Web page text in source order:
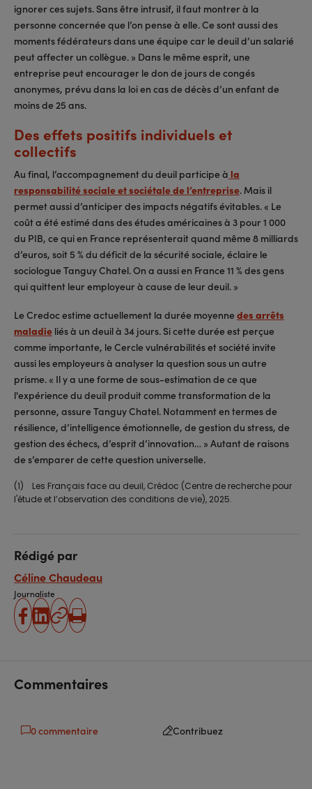
ignorer ces sujets. Sans être intrusif, il faut montrer à la
personne concernée que l’on pense à elle. Ce sont aussi des
moments fédérateurs dans une équipe car le deuil d’un salarié
peut affecter un collègue. » Dans le même esprit, une
entreprise peut encourager le don de jours de congés
anonymes, prévu dans la loi en cas de décès d’un enfant de
moins de 25 ans.
Des effets positifs individuels et
collectifs
Au final, l’accompagnement du deuil participe à la
responsabilité sociale et sociétale de l’entreprise. Mais il
permet aussi d’anticiper des impacts négatifs évitables. « Le
coût a été estimé dans des études américaines à 3 pour 1 000
du PIB, ce qui en France représenterait quand même 8 milliards
d’euros, soit 5 % du déficit de la sécurité sociale, éclaire le
sociologue Tanguy Chatel. On a aussi en France 11 % des gens
qui quittent leur employeur à cause de leur deuil. »
Le Credoc estime actuellement la durée moyennedes arrêts
maladie liés à un deuil à 34 jours. Si cette durée est perçue
comme importante, le Cercle vulnérabilités et société invite
aussi les employeurs à analyser la question sous un autre
prisme. « Il y a une forme de sous-estimation de ce que
l'expérience du deuil produit comme transformation de la
personne, assure Tanguy Chatel. Notamment en termes de
résilience, d’intelligence émotionnelle, de gestion du stress, de
gestion des échecs, d’esprit d’innovation… » Autant de raisons
de s’emparer de cette question universelle.
(1) Les Français face au deuil, Crédoc (Centre de recherche pour
l'étude et l’observation des conditions de vie), 2025.
Rédigé par
Céline Chaudeau
Journaliste
partager
partager
Copier
Imprimer
Commentaires
0 commentaire Contribuez